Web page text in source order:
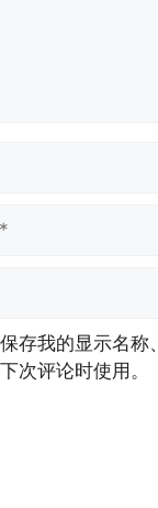
存我的显示名称
次评论时使用。